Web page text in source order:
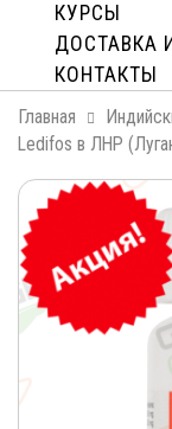
КУРСЫ
ДОСТАВКА
КОНТАКТЫ
Главная
Ledifos в ЛНР